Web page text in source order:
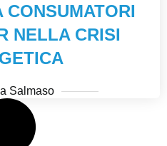
CONSUMATORI
NELLA CRISI
Salmaso